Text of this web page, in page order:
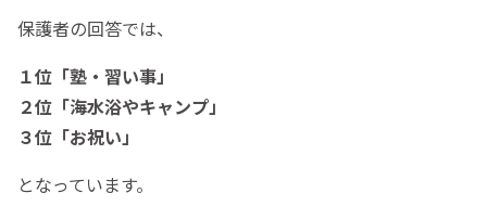
保護者の回答では、
１位「塾・習い事」
２位「海水浴やキャンプ」
３位「お祝い」
となっています。